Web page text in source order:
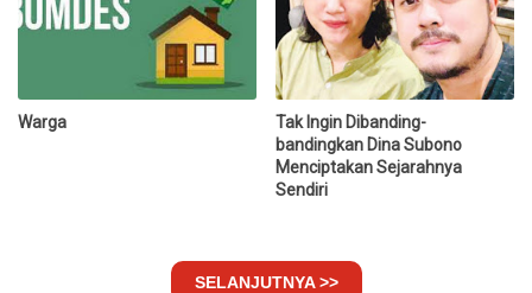
Warga
Tak Ingin Dibanding-
bandingkan Dina Subono
Menciptakan Sejarahnya
Sendiri
SELANJUTNYA >>